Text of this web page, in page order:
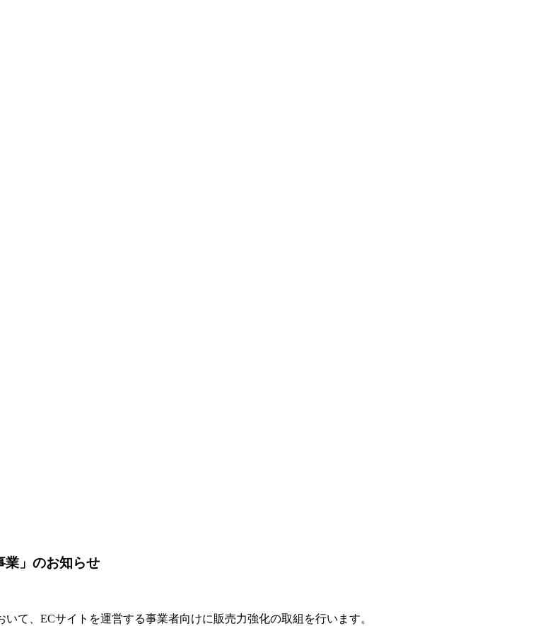
業」のお知らせ
て、ECサイトを運営する事業者向けに販売力強化の取組を行います。